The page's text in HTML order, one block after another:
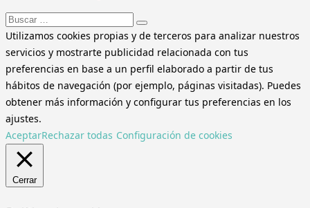
Buscar:
Utilizamos cookies propias y de terceros para analizar nuestros
servicios y mostrarte publicidad relacionada con tus
preferencias en base a un perfil elaborado a partir de tus
hábitos de navegación (por ejemplo, páginas visitadas). Puedes
obtener más información y configurar tus preferencias en los
ajustes.
AceptarRechazar todas Configuración de cookies
Cerrar